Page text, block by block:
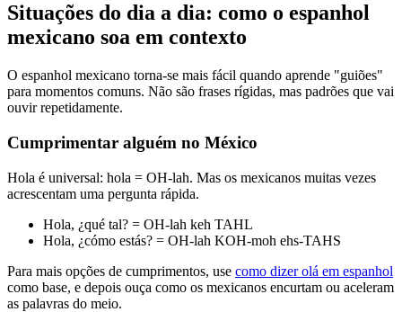
Situações do dia a dia: como o espanhol
mexicano soa em contexto
O espanhol mexicano torna-se mais fácil quando aprende "guiões"
para momentos comuns. Não são frases rígidas, mas padrões que vai
ouvir repetidamente.
Cumprimentar alguém no México
Hola é universal: hola = OH-lah. Mas os mexicanos muitas vezes
acrescentam uma pergunta rápida.
Hola, ¿qué tal? = OH-lah keh TAHL
Hola, ¿cómo estás? = OH-lah KOH-moh ehs-TAHS
Para mais opções de cumprimentos, use como dizer olá em espanhol
como base, e depois ouça como os mexicanos encurtam ou aceleram
as palavras do meio.